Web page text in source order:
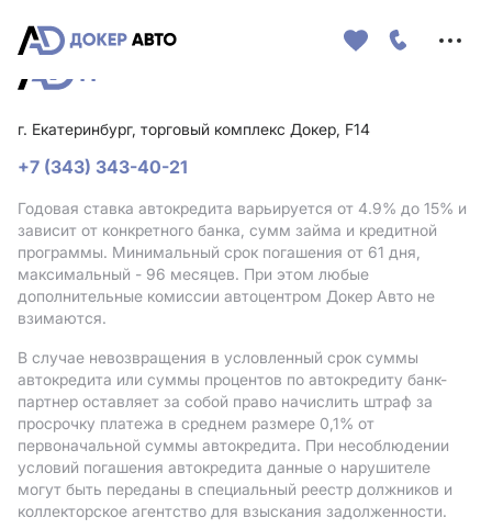
г. Екатеринбург, торговый комплекс Докер, F14
+7 (343) 343-40-21
Годовая ставка автокредита варьируется от 4.9% до 15% и
зависит от конкретного банка, сумм займа и кредитной
программы. Минимальный срок погашения от 61 дня,
максимальный - 96 месяцев. При этом любые
дополнительные комиссии автоцентром Докер Авто не
взимаются.
В случае невозвращения в условленный срок суммы
автокредита или суммы процентов по автокредиту банк-
партнер оставляет за собой право начислить штраф за
просрочку платежа в среднем размере 0,1% от
первоначальной суммы автокредита. При несоблюдении
условий погашения автокредита данные о нарушителе
могут быть переданы в специальный реестр должников и
коллекторское агентство для взыскания задолженности.